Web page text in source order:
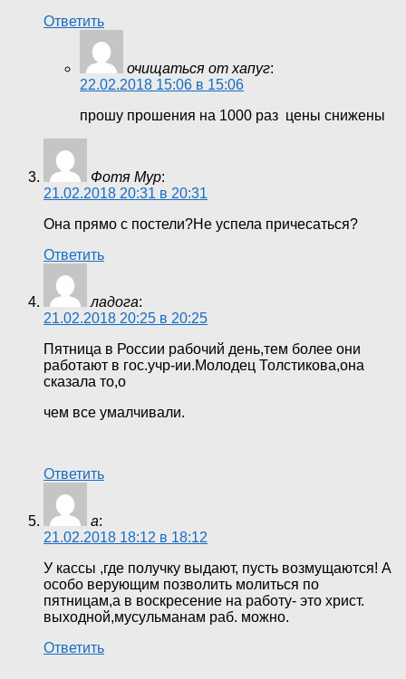
Ответить
очищаться от хапуг:
22.02.2018 15:06 в 15:06
прошу прошения на 1000 раз цены снижены
Фотя Мур:
21.02.2018 20:31 в 20:31
Она прямо с постели?Не успела причесаться?
Ответить
ладога:
21.02.2018 20:25 в 20:25
Пятница в России рабочий день,тем более они
работают в гос.учр-ии.Молодец Толстикова,она
сказала то,о
чем все умалчивали.
Ответить
а:
21.02.2018 18:12 в 18:12
У кассы ,где получку выдают, пусть возмущаются! А
особо верующим позволить молиться по
пятницам,а в воскресение на работу- это христ.
выходной,мусульманам раб. можно.
Ответить